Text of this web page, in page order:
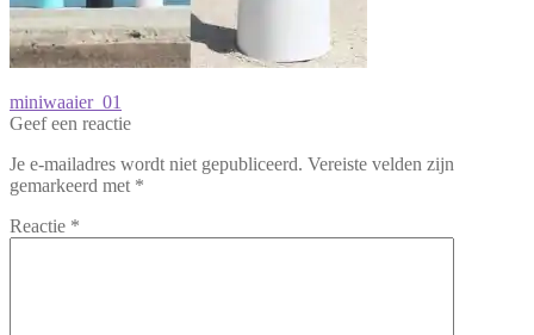
Bericht
navigatie
Vorig
bericht:
miniwaaier_01
Geef een reactie
Je e-mailadres wordt niet gepubliceerd. Vereiste velden zijn
gemarkeerd met *
Reactie *